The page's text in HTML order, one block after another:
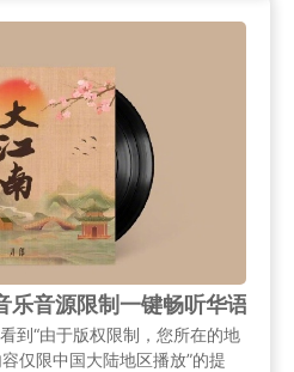
区版权限制，打开QQ音乐发
时间收听爱豆的新歌。小编将为
回国加速神器，助力海外粉丝解
乐音源限制一键畅听华语新
到“由于版权限制，您所在的地
仅限中国大陆地区播放”的提